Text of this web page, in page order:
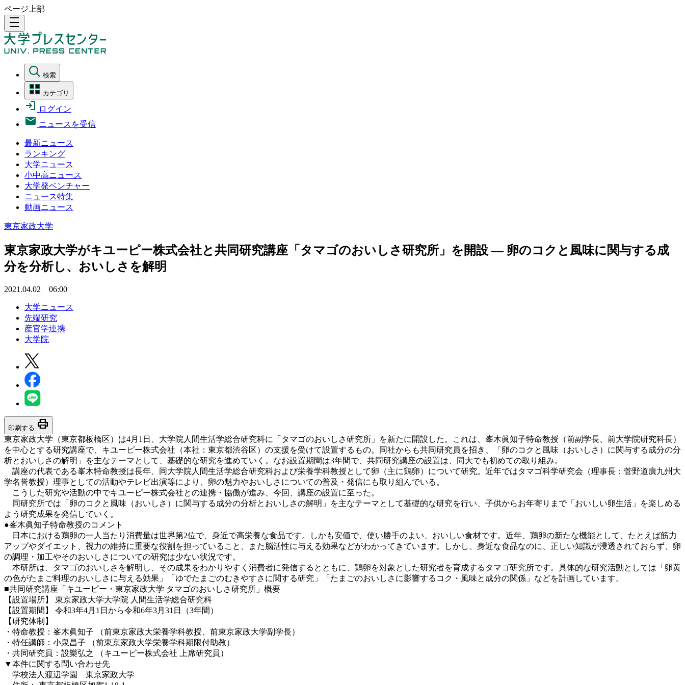
ページ上部
density_medium
検索
カテゴリ
ログイン
ニュースを受信
最新ニュース
ランキング
大学ニュース
小中高ニュース
大学発ベンチャー
ニュース特集
動画ニュース
東京家政大学
東京家政大学がキユーピー株式会社と共同研究講座「タマゴのおいしさ研究所」を開設 — 卵のコクと風味に関与する成
分を分析し、おいしさを解明
2021.04.02 06:00
大学ニュース
先端研究
産官学連携
大学院
印刷する print
東京家政大学（東京都板橋区）は4月1日、大学院人間生活学総合研究科に「タマゴのおいしさ研究所」を新たに開設した。これは、峯木眞知子特命教授（前副学長、前大学院研究科長）
を中心とする研究講座で、キユーピー株式会社（本社：東京都渋谷区）の支援を受けて設置するもの。同社からも共同研究員を招き、「卵のコクと風味（おいしさ）に関与する成分の分
析とおいしさの解明」を主なテーマとして、基礎的な研究を進めていく。なお設置期間は3年間で、共同研究講座の設置は、同大でも初めての取り組み。
講座の代表である峯木特命教授は長年、同大学院人間生活学総合研究科および栄養学科教授として卵（主に鶏卵）について研究。近年ではタマゴ科学研究会（理事長：菅野道廣九州大
学名誉教授）理事としての活動やテレビ出演等により、卵の魅力やおいしさについての普及・発信にも取り組んでいる。
こうした研究や活動の中でキユーピー株式会社との連携・協働が進み、今回、講座の設置に至った。
同研究所では「卵のコクと風味（おいしさ）に関与する成分の分析とおいしさの解明」を主なテーマとして基礎的な研究を行い、子供からお年寄りまで「おいしい卵生活」を楽しめる
よう研究成果を発信していく。
●峯木眞知子特命教授のコメント
日本における鶏卵の一人当たり消費量は世界第2位で、身近で高栄養な食品です。しかも安価で、使い勝手のよい、おいしい食材です。近年、鶏卵の新たな機能として、たとえば筋力
アップやダイエット、視力の維持に重要な役割を担っていること、また脳活性に与える効果などがわかってきています。しかし、身近な食品なのに、正しい知識が浸透されておらず、卵
の調理・加工やそのおいしさについての研究は少ない状況です。
本研所は、タマゴのおいしさを解明し、その成果をわかりやすく消費者に発信するとともに、鶏卵を対象とした研究者を育成するタマゴ研究所です。具体的な研究活動としては「卵黄
の色がたまご料理のおいしさに与える効果」「ゆでたまごのむきやすさに関する研究」「たまごのおいしさに影響するコク・風味と成分の関係」などを計画しています。
■共同研究講座「キユーピー・東京家政大学 タマゴのおいしさ研究所」概要
【設置場所】 東京家政大学大学院 人間生活学総合研究科
【設置期間】 令和3年4月1日から令和6年3月31日（3年間）
【研究体制】
・特命教授：峯木眞知子 （前東京家政大栄養学科教授、前東京家政大学副学長）
・特任講師：小泉昌子 （前東京家政大学栄養学科期限付助教）
・共同研究員：設樂弘之 （キユーピー株式会社 上席研究員）
▼本件に関する問い合わせ先
学校法人渡辺学園 東京家政大学